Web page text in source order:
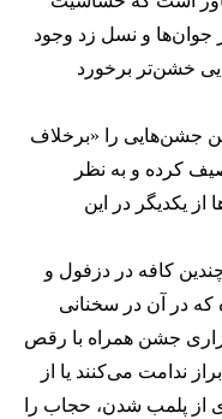
جوان‌ها و نسل زد وجود
خشن‌تر برخورد
جشن‌هایی را «برخلاف
کرده و به نظر
یکدیگر در این
کافه در دزفول و
در آن در سخنانی
جشن همراه با رقص
ندامت می‌کنند یا از
از پلمب شدن، حجاب را